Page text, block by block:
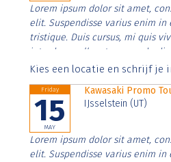
Lorem ipsum dolor sit amet,
elit. Suspendisse varius enim in
tristique. Duis cursus, mi quis
interdum nulla, ut commodo
Aenean faucibus nibh et justo
Kies een locatie en schrijf je
Friday
15
MAY
Kawasaki Promo
IJsselstein (UT)
Lorem ipsum dolor sit amet,
elit. Suspendisse varius enim in